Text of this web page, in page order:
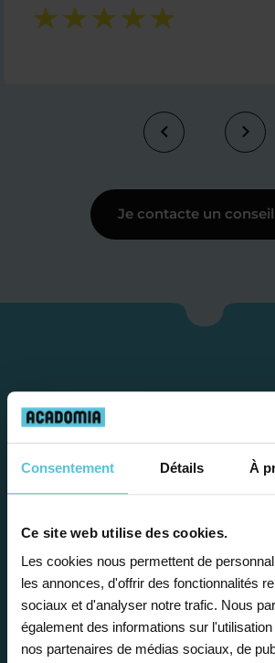
Consentement Détails À
Ce site web utilise des cookies.
Les cookies nous permettent de
les annonces, d'offrir des fonctionnalités
sociaux et d'analyser notre trafic. Nous
également des informations sur
nos partenaires de médias sociaux, de
Je contacte un
Étape 1
Je vous propose
bilan